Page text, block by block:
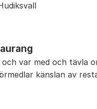
och var med och tävla
känslan av